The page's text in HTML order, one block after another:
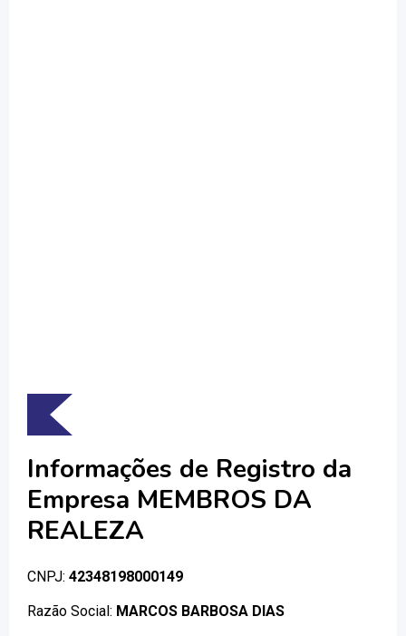
Informações de Registro da
Empresa MEMBROS DA
REALEZA
CNPJ: 42348198000149
Razão Social: MARCOS BARBOSA DIAS